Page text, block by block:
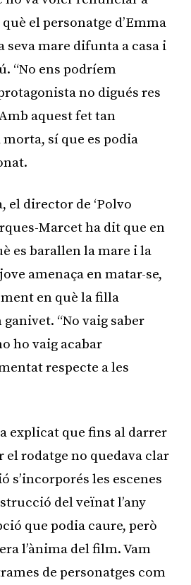
el personatge d’Emma
seva mare difunta a casa i
“No ens podríem
no digués res
aquest fet tan
morta, sí que es podia
el director de ‘Polvo
Marcet ha dit que en
es barallen la mare i la
amenaça en matar-se,
en què la filla
“No vaig saber
ho vaig acabar
respecte a les
explicat que fins al darrer
el rodatge no quedava clar
s’incorporés les escenes
del veïnat l’any
que podia caure, però
l’ànima del film. Vam
de personatges com